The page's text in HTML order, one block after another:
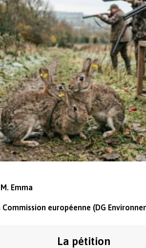
M. Emma
Commission européenne (DG
La pétition